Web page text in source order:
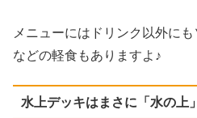
メニューにはドリンク以外に
などの軽食もありますよ♪
水上デッキはまさに「水の上